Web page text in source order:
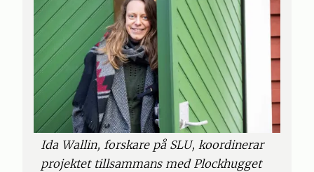
Ida Wallin, forskare på SLU, koordinerar
projektet tillsammans med Plockhugget